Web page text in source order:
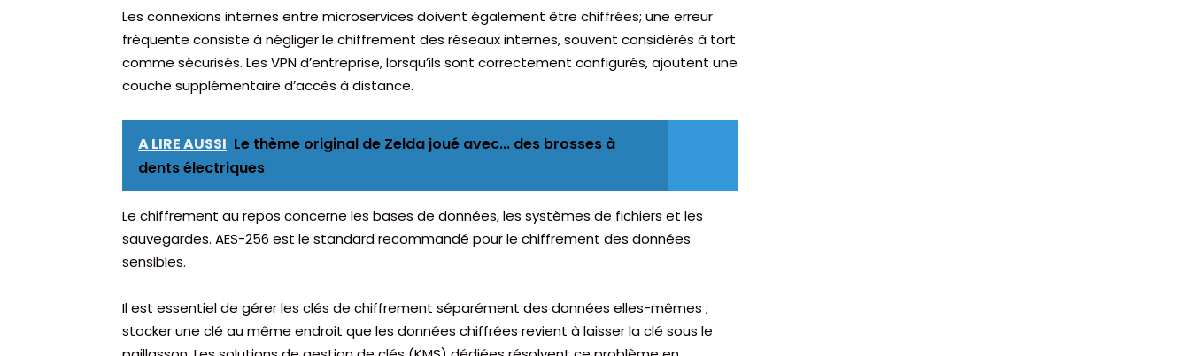
Les connexions internes entre microservices doivent également être chiffrées; une erreur
fréquente consiste à négliger le chiffrement des réseaux internes, souvent considérés à tort
comme sécurisés. Les VPN d’entreprise, lorsqu’ils sont correctement configurés, ajoutent une
couche supplémentaire d’accès à distance.
A LIRE AUSSI Le thème original de Zelda joué avec... des brosses à
dents électriques
Le chiffrement au repos concerne les bases de données, les systèmes de fichiers et les
sauvegardes. AES-256 est le standard recommandé pour le chiffrement des données
sensibles.
Il est essentiel de gérer les clés de chiffrement séparément des données elles-mêmes ;
stocker une clé au même endroit que les données chiffrées revient à laisser la clé sous le